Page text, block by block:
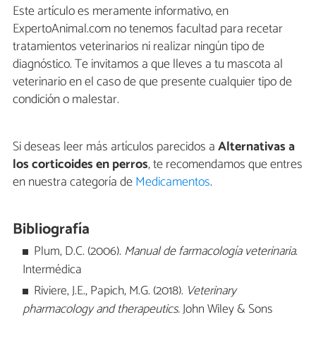
Este artículo es meramente informativo, en
ExpertoAnimal.com no tenemos facultad para recetar
tratamientos veterinarios ni realizar ningún tipo de
diagnóstico. Te invitamos a que lleves a tu mascota al
veterinario en el caso de que presente cualquier tipo de
condición o malestar.
Si deseas leer más artículos parecidos aAlternativas a
los corticoides en perros, te recomendamos que entres
en nuestra categoría deMedicamentos.
Bibliografía
Plum, D.C. (2006). Manual de farmacología veterinaria.
Intermédica
Riviere, J.E., Papich, M.G. (2018). Veterinary
pharmacology and therapeutics.John Wiley & Sons